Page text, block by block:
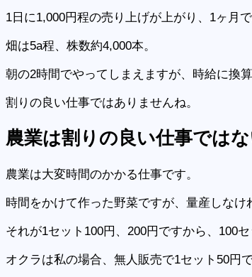
1日に1,000円程の売り上げが上がり、1ヶ月
畑は5a程、株数約4,000本。
朝の2時間でやってしまえますが、時給に換算
割りの良い仕事ではありませんね。
農業は割りの良い仕事では
農業は大変時間のかかる仕事です。
時間をかけて作った野菜ですが、量産しなけ
それが1セット100円、200円ですから、100
オクラは私の場合、無人販売で1セット50円